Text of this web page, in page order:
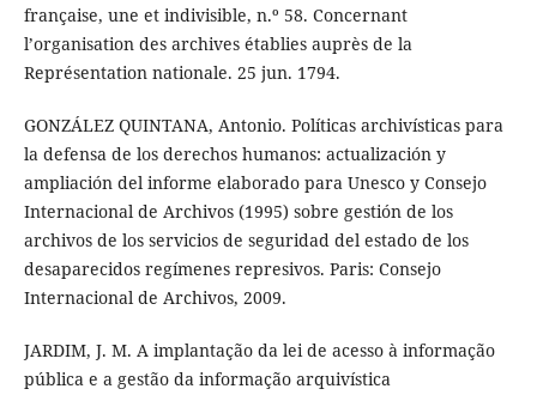
française, une et indivisible, n.º 58. Concernant
l’organisation des archives établies auprès de la
Représentation nationale. 25 jun. 1794.
GONZÁLEZ QUINTANA, Antonio. Políticas archivísticas para
la defensa de los derechos humanos: actualización y
ampliación del informe elaborado para Unesco y Consejo
Internacional de Archivos (1995) sobre gestión de los
archivos de los servicios de seguridad del estado de los
desaparecidos regímenes represivos. Paris: Consejo
Internacional de Archivos, 2009.
JARDIM, J. M. A implantação da lei de acesso à informação
pública e a gestão da informação arquivística